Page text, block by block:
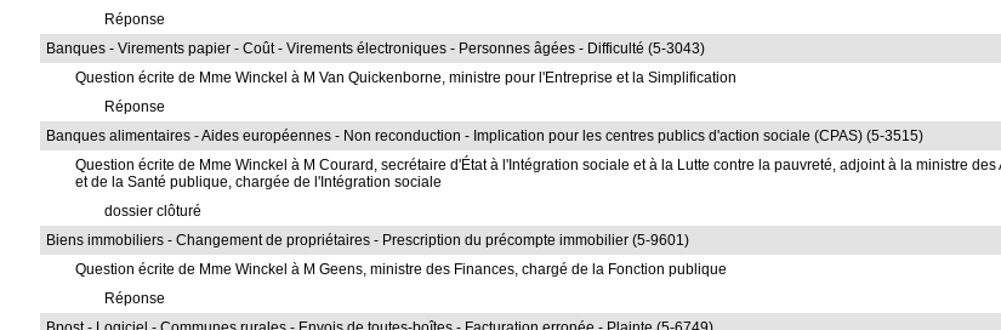
Réponse
Banques - Virements papier - Coût - Virements électroniques - Personnes âgées - Difficulté (5-3043)
Question écrite de Mme Winckel à M Van Quickenborne, ministre pour l'Entreprise et la Simplification
Réponse
Banques alimentaires - Aides européennes - Non reconduction - Implication pour les centres publics d'action sociale (CPAS) (5-3515)
Question écrite de Mme Winckel à M Courard, secrétaire d'État à l'Intégration sociale et à la Lutte contre la pauvreté, adjoint à la ministre des
et de la Santé publique, chargée de l'Intégration sociale
dossier clôturé
Biens immobiliers - Changement de propriétaires - Prescription du précompte immobilier (5-9601)
Question écrite de Mme Winckel à M Geens, ministre des Finances, chargé de la Fonction publique
Réponse